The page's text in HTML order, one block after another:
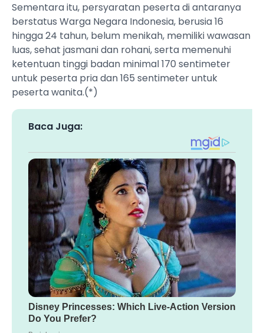
Sementara itu, persyaratan peserta di antaranya
berstatus Warga Negara Indonesia, berusia 16
hingga 24 tahun, belum menikah, memiliki wawasan
luas, sehat jasmani dan rohani, serta memenuhi
ketentuan tinggi badan minimal 170 sentimeter
untuk peserta pria dan 165 sentimeter untuk
peserta wanita.(*)
Baca Juga: